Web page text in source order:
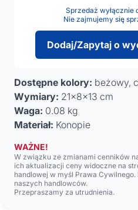
Sprzedaż wyłącznie
Nie zajmujemy się
Dodaj/Zapytaj o
Dostępne kolory: beżowy,
Wymiary: 21x8x13 cm
Waga: 0.08 kg
Materiał: Konopie
WAŻNE!
W związku ze zmianami cenników
ich aktualizacji ceny widoczne na
handlowej w myśl Prawa
naszych handlowców.
Przepraszamy za utrudnienia.